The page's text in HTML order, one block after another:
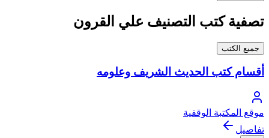
تصفية كتب التصنيف علي القرون
جميع الكتب
أقسام كتب الحديث الشريف وعلومه
موقع المكتبة الوقفية
تفاصيل